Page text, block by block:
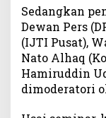
Sedangkan
Dewan Pers
(IJTI Pusat),
Nato Alhaq
Hamiruddin
dimoderatori